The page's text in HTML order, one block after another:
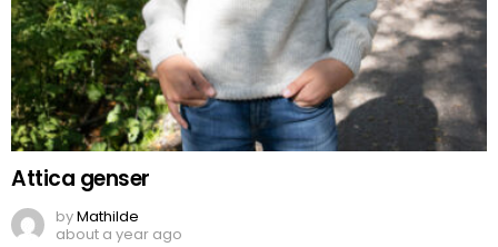
Attica genser
byMathilde
about a year ago